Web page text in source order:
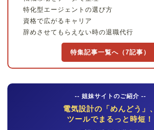
特化型エージェントの選び方
資格で広がるキャリア
辞めさせてもらえない時の退職代行
特集記事一覧へ（7記事）
-- 姐妹サイトのご紹介 --
電気設計の「めんどう」、
ツールでまるっと時短！